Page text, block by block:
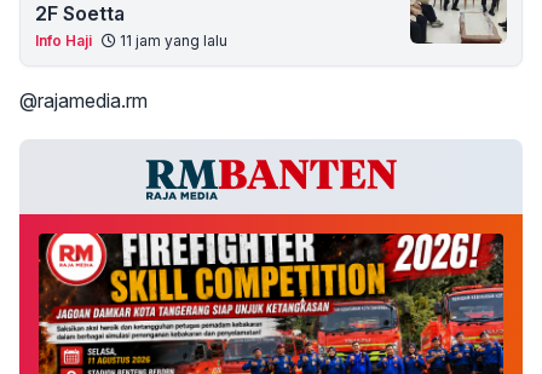
2F Soetta
Info Haji 11 jam yang lalu
@rajamedia.rm